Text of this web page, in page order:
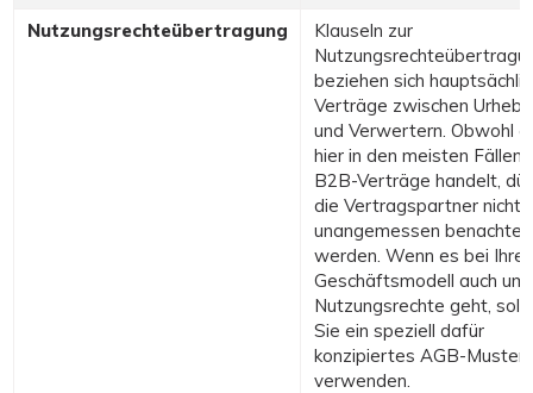
Nutzungsrechteübertragung
Klauseln zur
beziehen sich
Verträge zwischen
und Verwertern. Obwohl
hier in den meisten Fällen
B2B-Verträge handelt,
die Vertragspartner nicht
unangemessen
werden. Wenn es bei
Geschäftsmodell auch um
Nutzungsrechte geht,
Sie ein speziell dafür
konzipiertes AGB-Muster
verwenden.